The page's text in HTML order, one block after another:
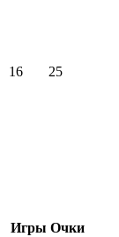
16 25
Игры Очки